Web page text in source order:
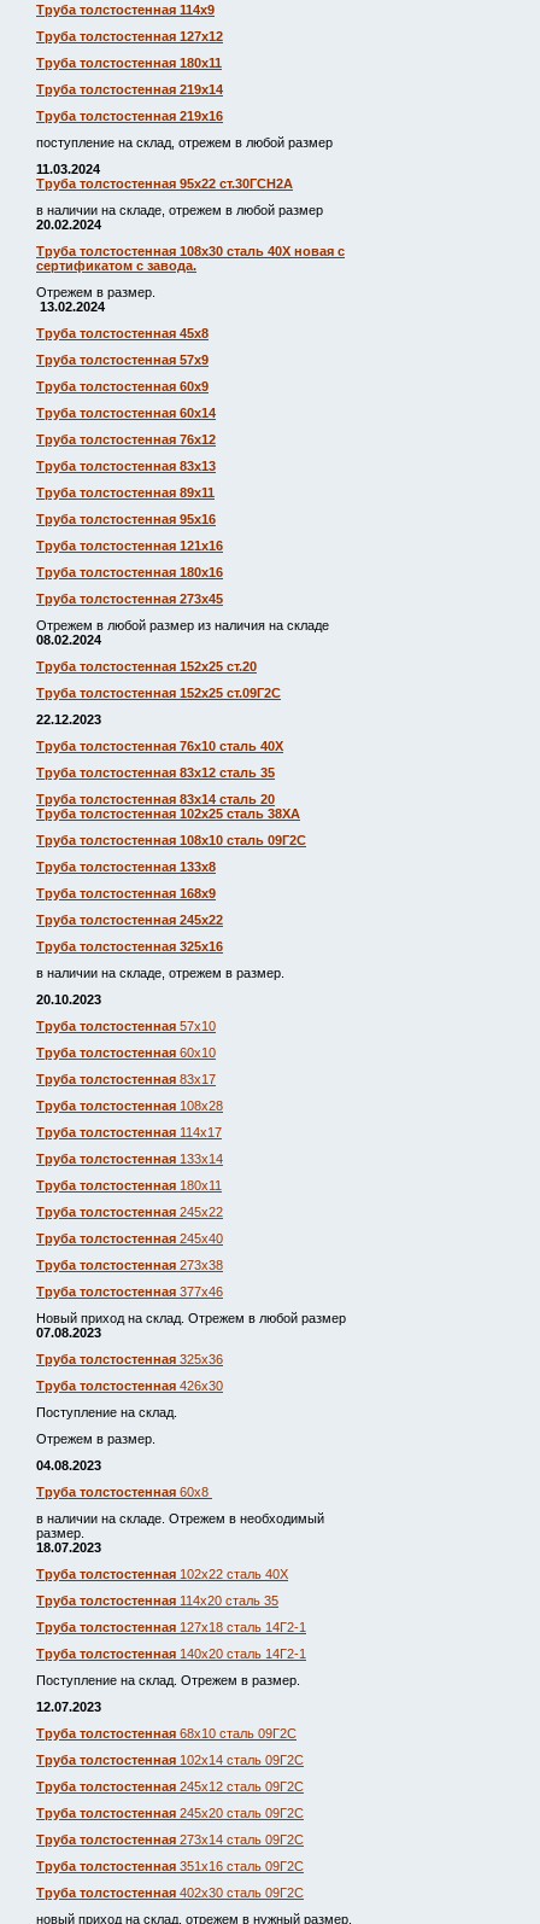
Труба толстостенная 114х9
Труба толстостенная 127х12
Труба толстостенная 180х11
Труба толстостенная 219х14
Труба толстостенная 219х16
поступление на склад, отрежем в любой размер
11.03.2024
Труба толстостенная 95х22 ст.30ГСН2А
в наличии на складе, отрежем в любой размер
20.02.2024
Труба толстостенная 108х30 сталь 40Х новая с
сертификатом с завода.
Отрежем в размер.
13.02.2024
Труба толстостенная 45х8
Труба толстостенная 57х9
Труба толстостенная 60х9
Труба толстостенная 60х14
Труба толстостенная 76х12
Труба толстостенная 83х13
Труба толстостенная 89х11
Труба толстостенная 95х16
Труба толстостенная 121х16
Труба толстостенная 180х16
Труба толстостенная 273х45
Отрежем в любой размер из наличия на складе
08.02.2024
Труба толстостенная 152х25 ст.20
Труба толстостенная 152х25 ст.09Г2С
22.12.2023
Труба толстостенная 76х10 сталь 40Х
Труба толстостенная 83х12 сталь 35
Труба толстостенная 83х14 сталь 20
Труба толстостенная 102х25 сталь 38ХА
Труба толстостенная 108х10 сталь 09Г2С
Труба толстостенная 133х8
Труба толстостенная 168х9
Труба толстостенная 245х22
Труба толстостенная 325х16
в наличии на складе, отрежем в размер.
20.10.2023
Труба толстостенная 57х10
Труба толстостенная 60х10
Труба толстостенная 83х17
Труба толстостенная 108х28
Труба толстостенная 114х17
Труба толстостенная 133х14
Труба толстостенная 180х11
Труба толстостенная 245х22
Труба толстостенная 245х40
Труба толстостенная 273х38
Труба толстостенная 377х46
Новый приход на склад. Отрежем в любой размер
07.08.2023
Труба толстостенная 325х36
Труба толстостенная 426х30
Поступление на склад.
Отрежем в размер.
04.08.2023
Труба толстостенная 60х8
в наличии на складе. Отрежем в необходимый
размер.
18.07.2023
Труба толстостенная 102х22 сталь 40Х
Труба толстостенная 114х20 сталь 35
Труба толстостенная 127х18 сталь 14Г2-1
Труба толстостенная 140х20 сталь 14Г2-1
Поступление на склад. Отрежем в размер.
12.07.2023
Труба толстостенная 68х10 сталь 09Г2С
Труба толстостенная 102х14 сталь 09Г2С
Труба толстостенная 245х12 сталь 09Г2С
Труба толстостенная 245х20 сталь 09Г2С
Труба толстостенная 273х14 сталь 09Г2С
Труба толстостенная 351х16 сталь 09Г2С
Труба толстостенная 402х30 сталь 09Г2С
новый приход на склад, отрежем в нужный размер.